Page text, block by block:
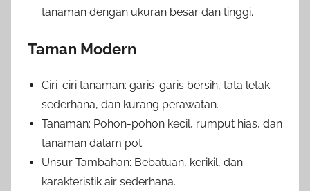
tanaman dengan ukuran besar dan tinggi.
Taman Modern
Ciri-ciri tanaman: garis-garis bersih, tata letak
sederhana, dan kurang perawatan.
Tanaman: Pohon-pohon kecil, rumput hias, dan
tanaman dalam pot.
Unsur Tambahan: Bebatuan, kerikil, dan
karakteristik air sederhana.